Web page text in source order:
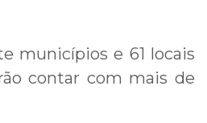
municípios e 61 locais
contar com mais de